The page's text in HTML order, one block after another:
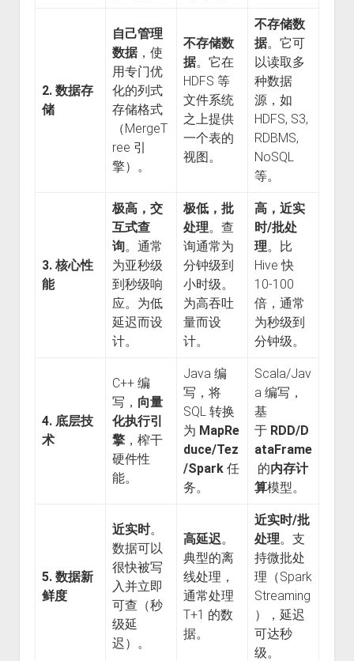
2. 数据存
储
自己管理
数据，使
用专门优
化的列式
存储格式
（MergeT
ree 引
擎）。
不存储数
据。它在
HDFS 等
文件系统
之上提供
一个表的
视图。
不存储数
据。它可
以读取多
种数据
源，如
HDFS, S3,
RDBMS,
NoSQL
等。
3. 核心性
能
极高，交
互式查
询。通常
为亚秒级
到秒级响
应。为低
延迟而设
计。
极低，批
处理。查
询通常为
分钟级到
小时级。
为高吞吐
量而设
计。
高，近实
时/批处
理。比
Hive 快
10-100
倍，通常
为秒级到
分钟级。
4. 底层技
术
C++ 编
写， 向量
化执行引
擎，榨干
硬件性
能。
Java 编
写，将
SQL 转换
为 MapRe
duce/Tez
/Spark任
务。
Scala/Jav
a 编写，
基
于 RDD/D
ataFrame
的内存计
算模型。
5. 数据新
鲜度
近实时。
数据可以
很快被写
入并立即
可查（秒
级延
迟）。
高延迟。
典型的离
线处理，
通常处理
T+1 的数
据。
近实时/批
处理。支
持微批处
理（Spark
Streaming
），延迟
可达秒
级。